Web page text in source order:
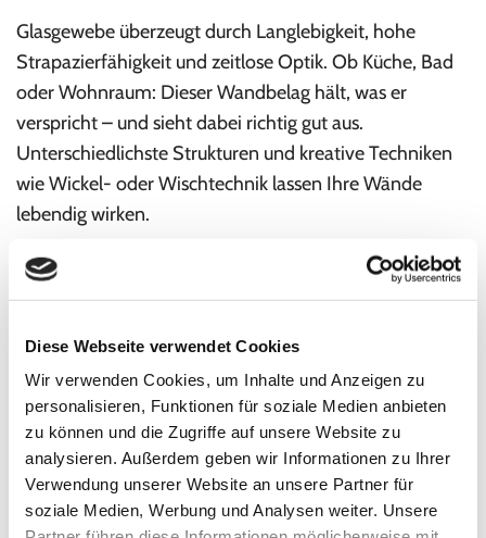
Diese Webseite verwendet Cookies
Wir verwenden Cookies, um Inhalte und Anzeigen zu
personalisieren, Funktionen für soziale Medien anbieten
zu können und die Zugriffe auf unsere Website zu
analysieren. Außerdem geben wir Informationen zu Ihrer
Verwendung unserer Website an unsere Partner für
soziale Medien, Werbung und Analysen weiter. Unsere
Glasgewebe überzeugt durch Langlebigkeit, hohe
Strapazierfähigkeit und zeitlose Optik. Ob Küche, Bad
oder Wohnraum: Dieser Wandbelag hält, was er
verspricht – und sieht dabei richtig gut aus.
Unterschiedlichste Strukturen und kreative Techniken
wie Wickel- oder Wischtechnik lassen Ihre Wände
lebendig wirken.
Vlies und Lasur – für sanfte Eleganz
Vlies bildet den perfekten Untergrund für
Lasurbeschichtungen, die Ihre Wände wolkig-leicht
erscheinen lassen. So entstehen Oberflächen mit Tiefe
und sanfter Bewegung – ideal für harmonische
Raumkonzepte.
Art Velluto und Arte-Twin – edle Unikate